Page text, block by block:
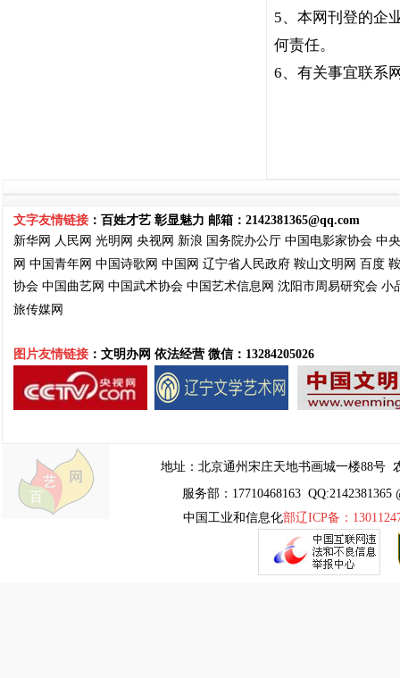
5、本网刊登的企
何责任。
6、有关事宜联系
文字友情链接 ：百姓才艺 彰显魅力 邮箱： 2142381365@qq.com
新华网 人民网 光明网 央视网 新浪 国务院办公厅 中国电影家协会 中
网 中国青年网 中国诗歌网 中国网 辽宁省人民政府 鞍山文明网 百度
协会 中国曲艺网 中国武术协会 中国艺术信息网 沈阳市周易研究会 小
旅传媒网
图片友情链接 ：文明办网 依法经营 微信：13284205026
地址： 北京通州宋庄天地书画城一楼88号
服务部：17710468163 QQ:2142381365
中国工业和信息化部辽ICP备：